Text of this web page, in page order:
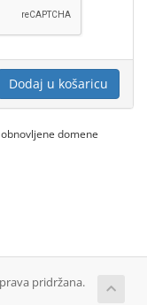
Dodaj u košaricu
domene
pridržana.